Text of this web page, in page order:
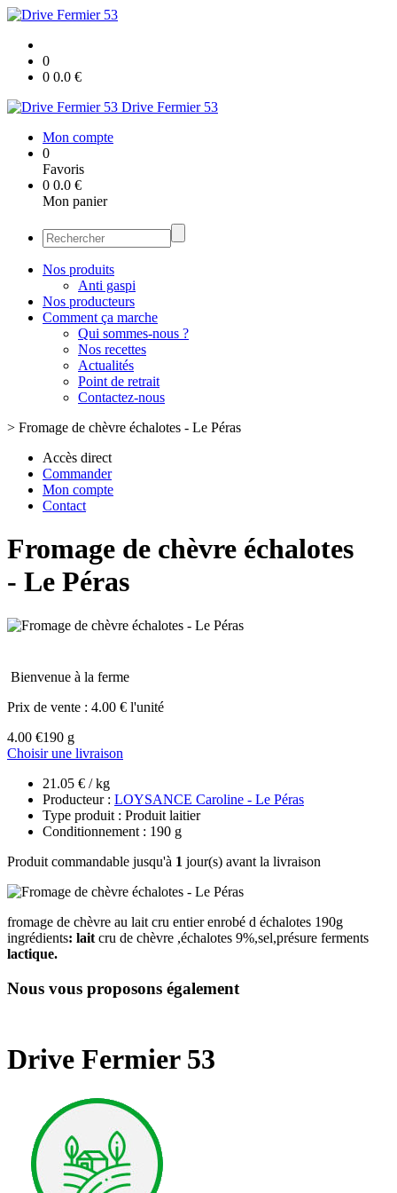
0
0 0.0 €
Drive Fermier 53
Mon compte
0
Favoris
0 0.0 €
Mon panier
Nos produits
Anti gaspi
Nos producteurs
Comment ça marche
Qui sommes-nous ?
Nos recettes
Actualités
Point de retrait
Contactez-nous
> Fromage de chèvre échalotes - Le Péras
Accès direct
Commander
Mon compte
Contact
Fromage de chèvre échalotes
- Le Péras
Bienvenue à la ferme
Prix de vente : 4.00 € l'unité
4.00 €190 g
Choisir une livraison
21.05 € / kg
Producteur : LOYSANCE Caroline - Le Péras
Type produit : Produit laitier
Conditionnement : 190 g
Produit commandable jusqu'à 1 jour(s) avant la livraison
fromage de chèvre au lait cru entier enrobé d échalotes 190g
ingrédients: lait cru de chèvre ,échalotes 9%,sel,présure ferments
lactique.
Nous vous proposons également
Drive Fermier 53